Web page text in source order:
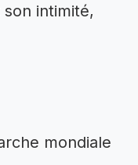
intimité,
mondiale